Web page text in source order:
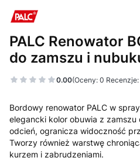
PALC Renowator
do zamszu i
0.00(Oceny: 0 Recenzje:
Bordowy renowator PALC w
elegancki kolor obuwia z zamszu
odcień, ogranicza widoczność
Tworzy również warstwę
kurzem i zabrudzeniami.